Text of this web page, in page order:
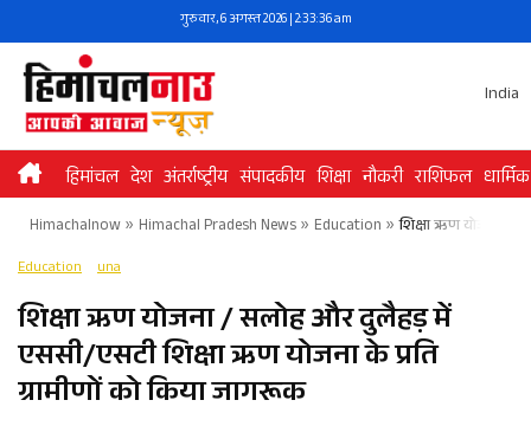
to
content
गुरुवार, 6 अगस्त 2026 | 2:33:36 am
India
हिमांचल देश अंतर्राष्ट्रीय संपादकीय शिक्षा नौकरी राशिफल धार्मिक
Himachalnow» Himachal Pradesh News» Education » शिक्षा ऋण योजना /
Education una
शिक्षा ऋण योजना / सलोह और दुलैहड़ में
एससी/एसटी शिक्षा ऋण योजना के प्रति
ग्रामीणों को किया जागरूक